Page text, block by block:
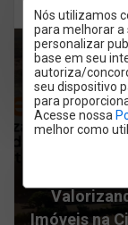
Nós utilizamos
para melhorar a
personalizar
base em seu
autoriza/
seu dispositivo
para
Acesse nossa
melhor como
ARTIGO
Imóveis na